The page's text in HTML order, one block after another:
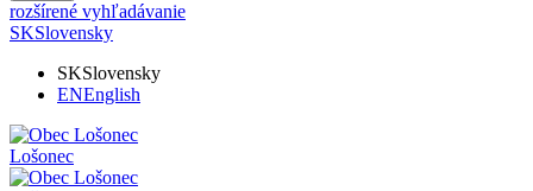
rozšírené vyhľadávanie
SKSlovensky
SKSlovensky
ENEnglish
Lošonec